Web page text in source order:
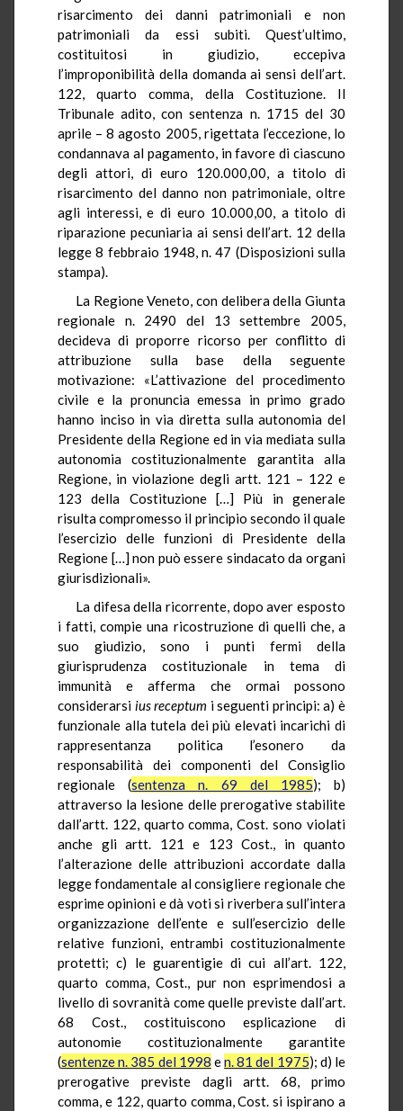
risarcimento dei danni patrimoniali e non
patrimoniali da essi subiti. Quest’ultimo,
costituitosi in giudizio, eccepiva
l’improponibilità della domanda ai sensi dell’art.
122, quarto comma, della Costituzione. Il
Tribunale adito, con sentenza n. 1715 del 30
aprile – 8 agosto 2005, rigettata l’eccezione, lo
condannava al pagamento, in favore di ciascuno
degli attori, di euro 120.000,00, a titolo di
risarcimento del danno non patrimoniale, oltre
agli interessi, e di euro 10.000,00, a titolo di
riparazione pecuniaria ai sensi dell’art. 12 della
legge 8 febbraio 1948, n. 47 (Disposizioni sulla
stampa).
La Regione Veneto, con delibera della Giunta
regionale n. 2490 del 13 settembre 2005,
decideva di proporre ricorso per conflitto di
attribuzione sulla base della seguente
motivazione: «L’attivazione del procedimento
civile e la pronuncia emessa in primo grado
hanno inciso in via diretta sulla autonomia del
Presidente della Regione ed in via mediata sulla
autonomia costituzionalmente garantita alla
Regione, in violazione degli artt. 121 – 122 e
123 della Costituzione […] Più in generale
risulta compromesso il principio secondo il quale
l’esercizio delle funzioni di Presidente della
Regione […] non può essere sindacato da organi
giurisdizionali».
La difesa della ricorrente, dopo aver esposto
i fatti, compie una ricostruzione di quelli che, a
suo giudizio, sono i punti fermi della
giurisprudenza costituzionale in tema di
immunità e afferma che ormai possono
considerarsi ius receptum i seguenti principi: a) è
funzionale alla tutela dei più elevati incarichi di
rappresentanza politica l’esonero da
responsabilità dei componenti del Consiglio
regionale (sentenza n. 69 del 1985); b)
attraverso la lesione delle prerogative stabilite
dall’artt. 122, quarto comma, Cost. sono violati
anche gli artt. 121 e 123 Cost., in quanto
l’alterazione delle attribuzioni accordate dalla
legge fondamentale al consigliere regionale che
esprime opinioni e dà voti si riverbera sull’intera
organizzazione dell’ente e sull’esercizio delle
relative funzioni, entrambi costituzionalmente
protetti; c) le guarentigie di cui all’art. 122,
quarto comma, Cost., pur non esprimendosi a
livello di sovranità come quelle previste dall’art.
68 Cost., costituiscono esplicazione di
autonomie costituzionalmente garantite
(sentenze n. 385 del 1998 en. 81 del 1975); d) le
prerogative previste dagli artt. 68, primo
comma, e 122, quarto comma, Cost. si ispirano a